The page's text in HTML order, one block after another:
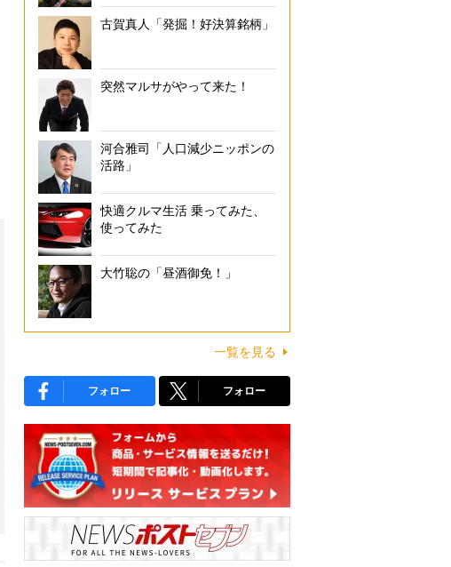
古賀真人「発掘！好決算銘柄」
突然マルサがやって来た！
河合雅司「人口減少ニッポンの
活路」
快適クルマ生活 乗ってみた、
使ってみた
大竹聡の「昼酒御免！」
一覧を見る
フォロー フォロー